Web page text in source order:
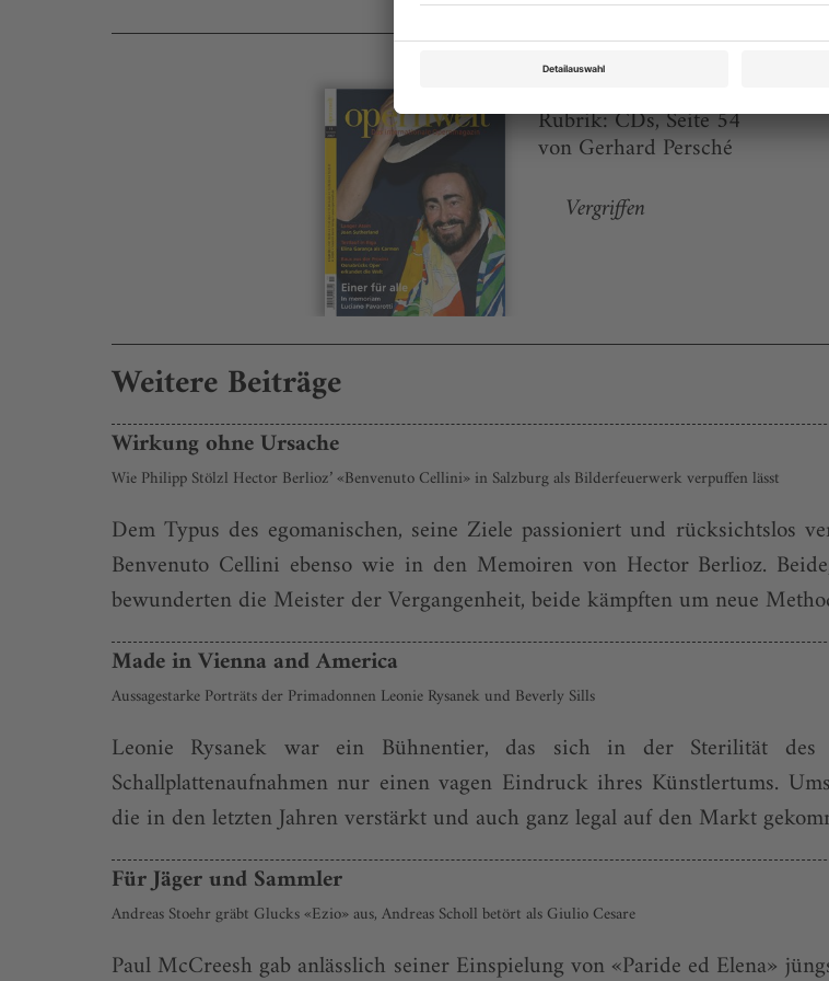
Rubrik: CDs, Seite 54
von Gerhard Persché
Vergriffen
Weitere Beiträge
Wirkung ohne Ursache
Wie Philipp Stölzl Hector Berlioz’ «Benvenuto Cellini» in Salzburg als Bilderfeuerwerk verpuffen lässt
Dem Typus des egomanischen, seine Ziele passioniert und rücksichtslos
Benvenuto Cellini ebenso wie in den Memoiren von Hector Berlioz.
bewunderten die Meis­ter der Vergangenheit, beide kämpften um neue
Made in Vienna and America
Aussagestarke Porträts der Primadonnen Leonie Rysanek und Beverly Sills
Leonie Rysanek war ein Bühnentier, das sich in der Sterilität des
Schallplattenaufnahmen nur einen vagen Eindruck ihres Künstlertums.
die in den letzten Jahren verstärkt und auch ganz legal auf den Markt
Für Jäger und Sammler
Andreas Stoehr gräbt Glucks «Ezio» aus, Andreas Scholl betört als Giulio Cesare
Paul McCreesh gab anlässlich seiner Einspielung von «Paride ed Elena»